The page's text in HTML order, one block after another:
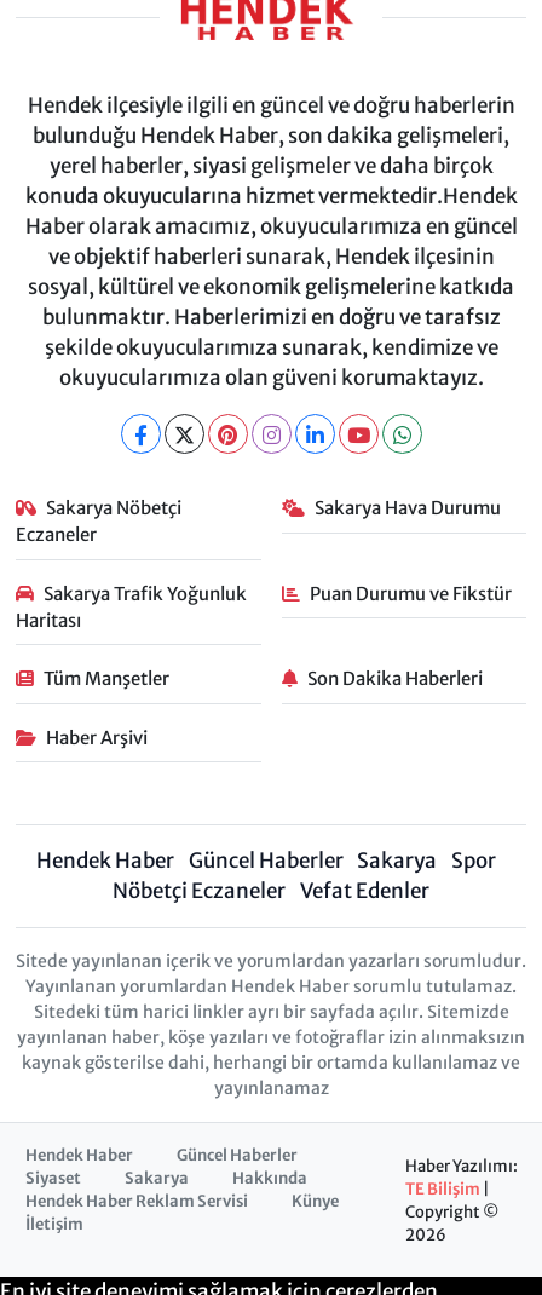
Hendek ilçesiyle ilgili en güncel ve doğru haberlerin
bulunduğu Hendek Haber, son dakika gelişmeleri,
yerel haberler, siyasi gelişmeler ve daha birçok
konuda okuyucularına hizmet vermektedir.Hendek
Haber olarak amacımız, okuyucularımıza en güncel
ve objektif haberleri sunarak, Hendek ilçesinin
sosyal, kültürel ve ekonomik gelişmelerine katkıda
bulunmaktır. Haberlerimizi en doğru ve tarafsız
şekilde okuyucularımıza sunarak, kendimize ve
okuyucularımıza olan güveni korumaktayız.
Sakarya Nöbetçi
Eczaneler
Sakarya Hava Durumu
Sakarya Trafik Yoğunluk
Haritası
Puan Durumu ve Fikstür
Tüm Manşetler Son Dakika Haberleri
Haber Arşivi
Hendek Haber Güncel Haberler Sakarya
Spor
Nöbetçi Eczaneler Vefat Edenler
Sitede yayınlanan içerik ve yorumlardan yazarları sorumludur.
Yayınlanan yorumlardan Hendek Haber sorumlu tutulamaz.
Sitedeki tüm harici linkler ayrı bir sayfada açılır. Sitemizde
yayınlanan haber, köşe yazıları ve fotoğraflar izin alınmaksızın
kaynak gösterilse dahi, herhangi bir ortamda kullanılamaz ve
yayınlanamaz
Hendek Haber
Güncel Haberler
Siyaset
Sakarya
Hakkında
Hendek Haber Reklam Servisi
Künye
İletişim
Haber Yazılımı:
TE Bilişim
Copyright ©
2026